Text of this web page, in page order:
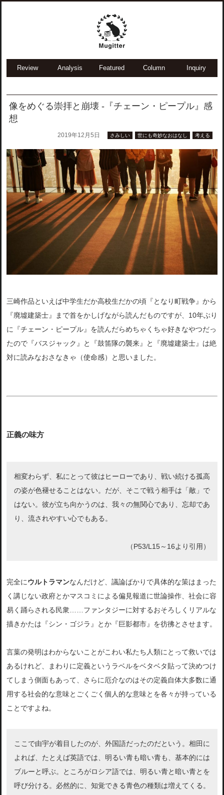
Review Analysis Featured Column Inquiry
像をめぐる崇拝と崩壊 -『チェーン・ピープル』感
想
2019年12月5日 さみしい 世にも奇妙なおはなし 考える
三崎作品といえば中学生だか高校生だかの頃『となり町戦争』から
『廃墟建築士』まで首をかしげながら読んだものですが、10年ぶり
に『チェーン・ピープル』を読んだらめちゃくちゃ好きなやつだっ
たので『バスジャック』と『鼓笛隊の襲来』と『廃墟建築士』は絶
対に読みなおさなきゃ（使命感）と思いました。
正義の味方
相変わらず、私にとって彼はヒーローであり、戦い続ける孤高
の姿が色褪せることはない。だが、そこで戦う相手は「敵」で
はない。彼が立ち向かうのは、我々の無関心であり、忘却であ
り、流されやすい心でもある。
（P53/L15～16より引用）
完全にウルトラマンなんだけど、議論ばかりで具体的な策はまった
く講じない政府とかマスコミによる偏見報道に世論操作、社会に容
易く踊らされる民衆……ファンタジーに対するおそろしくリアルな
描きかたは『シン・ゴジラ』とか『巨影都市』を彷彿とさせます。
言葉の発明はわからないことがこわい私たち人類にとって救いでは
あるけれど、まわりに定義というラベルをベタベタ貼って決めつけ
てしまう側面もあって、さらに厄介なのはその定義自体大多数に通
用する社会的な意味とごくごく個人的な意味とを各々が持っている
ことですよね。
ここで由宇が着目したのが、外国語だったのだという。相田に
よれば、たとえば英語では、明るい青も暗い青も、基本的には
ブルーと呼ぶ。ところがロシア語では、明るい青と暗い青とを
呼び分ける。必然的に、知覚できる青色の種類は増えてくる。